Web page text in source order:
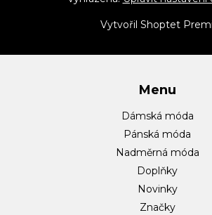
í
Vytvořil Shoptet
Menu
Dámská móda
Pánská móda
Nadměrná móda
Doplňky
Novinky
Značky